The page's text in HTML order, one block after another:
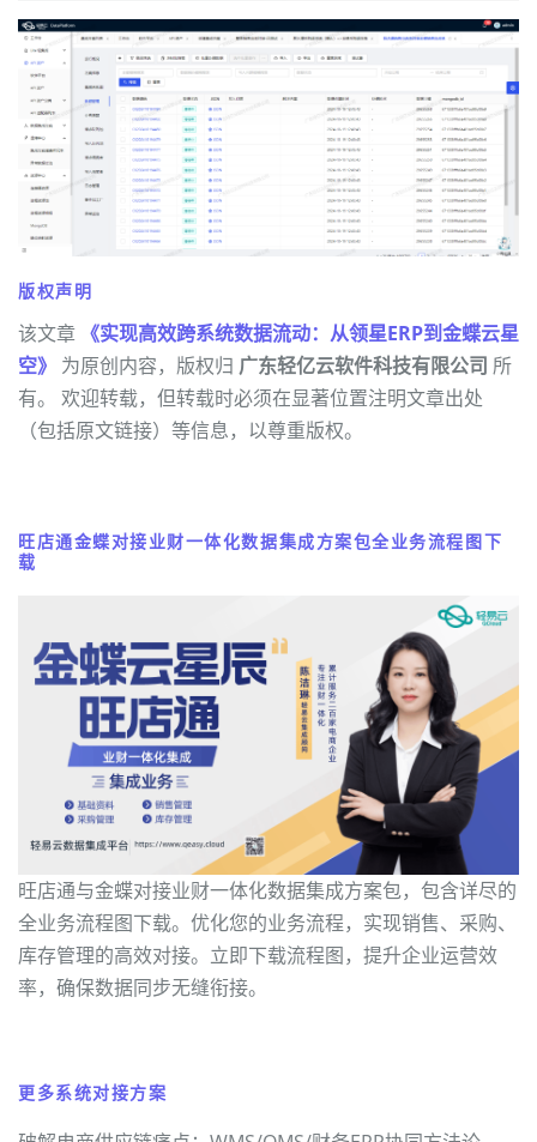
版权声明
该文章 《实现高效跨系统数据流动：从领星ERP到金蝶云星
空》 为原创内容，版权归 广东轻亿云软件科技有限公司 所
有。 欢迎转载，但转载时必须在显著位置注明文章出处
（包括原文链接）等信息，以尊重版权。
旺店通金蝶对接业财一体化数据集成方案包全业务流程图下
载
旺店通与金蝶对接业财一体化数据集成方案包，包含详尽的
全业务流程图下载。优化您的业务流程，实现销售、采购、
库存管理的高效对接。立即下载流程图，提升企业运营效
率，确保数据同步无缝衔接。
更多系统对接方案